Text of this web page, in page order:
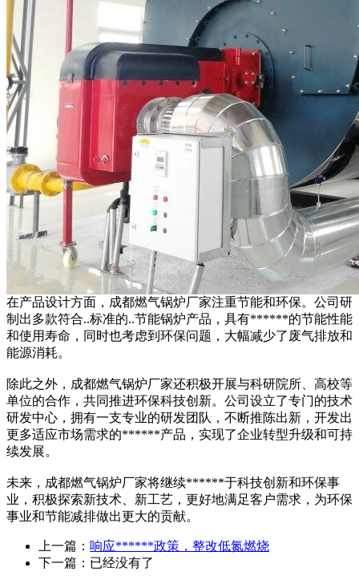
在产品设计方面，成都燃气锅炉厂家注重节能和环保。公司研
制出多款符合..标准的..节能锅炉产品，具有******的节能性能
和使用寿命，同时也考虑到环保问题，大幅减少了废气排放和
能源消耗。
除此之外，成都燃气锅炉厂家还积极开展与科研院所、高校等
单位的合作，共同推进环保科技创新。公司设立了专门的技术
研发中心，拥有一支专业的研发团队，不断推陈出新，开发出
更多适应市场需求的******产品，实现了企业转型升级和可持
续发展。
未来，成都燃气锅炉厂家将继续******于科技创新和环保事
业，积极探索新技术、新工艺，更好地满足客户需求，为环保
事业和节能减排做出更大的贡献。
上一篇： 响应******政策，整改低氮燃烧
下一篇：已经没有了